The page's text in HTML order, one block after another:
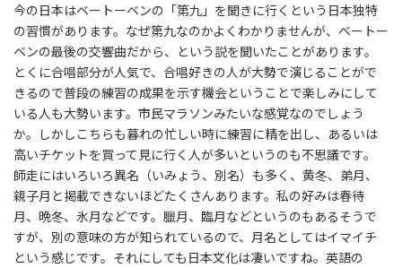
今の日本はベートーベンの「第九」を聞きに行くという日本独特
の習慣があります。なぜ第九なのかよくわかりませんが、ベートー
ベンの最後の交響曲だから、という説を聞いたことがあります。
とくに合唱部分が人気で、合唱好きの人が大勢で演じることがで
きるので普段の練習の成果を示す機会ということで楽しみにして
いる人も大勢います。市民マラソンみたいな感覚なのでしょう
か。しかしこちらも暮れの忙しい時に練習に精を出し、あるいは
高いチケットを買って見に行く人が多いというのも不思議です。
師走にはいろいろ異名（いみょう、別名）も多く、黄冬、弟月、
親子月と掲載できないほどたくさんあります。私の好みは春待
月、晩冬、氷月などです。臘月、臨月などというのもあるそうで
すが、別の意味の方が知られているので、月名としてはイマイチ
という感じです。それにしても日本文化は凄いですね。英語の